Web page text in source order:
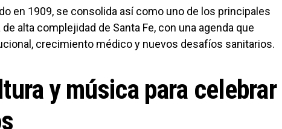
en 1909, se consolida así como uno de los principales
alta complejidad de Santa Fe, con una agenda que
crecimiento médico y nuevos desafíos sanitarios.
y música para celebrar